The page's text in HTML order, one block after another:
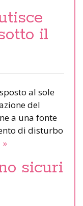
il
al sole
del
a una fonte
di disturbo
»
sicuri